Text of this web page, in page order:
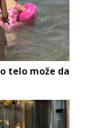
telo može da